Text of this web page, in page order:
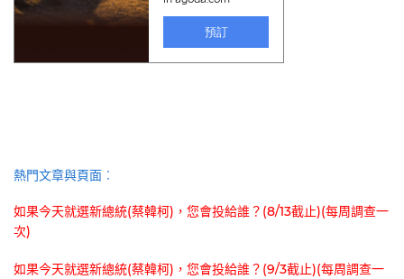
熱門文章與頁面︰
如果今天就選新總統(蔡韓柯)，您會投給誰？(8/13截止)(每周調查一
次)
如果今天就選新總統(蔡韓柯)，您會投給誰？(9/3截止)(每周調查一